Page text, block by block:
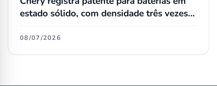
estado sólido, com densidade três vezes
08/07/2026